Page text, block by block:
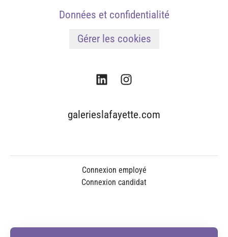
Données et confidentialité
Gérer les cookies
galerieslafayette.com
Connexion employé
Connexion candidat